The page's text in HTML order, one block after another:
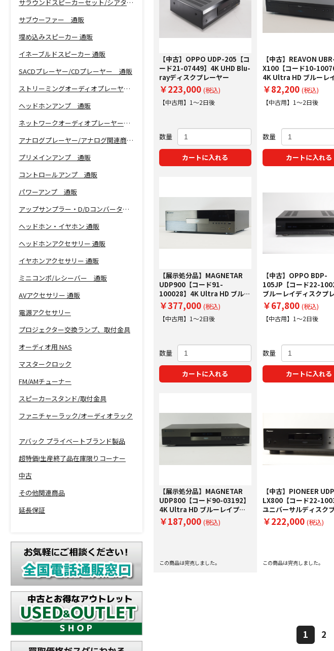
サラウンドスピーカーセット/シアターバー 通販
サブウーファー 通販
埋め込みスピーカー 通販
イネーブルドスピーカー 通販
SACDプレーヤー/CDプレーヤー 通販
ストリーミングオーディオプレーヤー 通販
ヘッドホンアンプ 通販
ネットワークオーディオプレーヤー 通販
アナログプレーヤー/アナログ関連商品 通販
プリメインアンプ 通販
コントロールアンプ 通販
パワーアンプ 通販
アップサンプラー・D/Dコンバーター 通販
ヘッドホン・イヤホン 通販
ヘッドホンアクセサリー 通販
イヤホンアクセサリー 通販
ミニコンポ/レシーバー 通販
AVアクセサリー 通販
電源アクセサリー
プロジェクター交換ランプ、取付金具
オーディオ用 NAS
マスタークロック
FM/AMチューナー
スピーカースタンド/取付金具
ファニチャーラック/オーディオラック
アバック プライベートブランド製品
超特価!生産終了品在庫限りコーナー
中古
その他関連商品
延長保証
【中古】OPPO UDP-205【コ
ード21-07449】4K UHD Blu-
rayディスクプレーヤー
￥223,000 (税込)
【中古用】1～2日後
数量
カートに入れる
【中古】REAVON
X100【コード10-
4K Ultra HD ブルーレ
ーヤー
￥82,200 (税込)
【中古用】1～2日後
数量
カートに入れる
【展示処分品】MAGNETAR
UDP900【コード91-
100028】4K Ultra HD ブルー
レイプレーヤー
￥377,000 (税込)
【中古用】1～2日後
数量
カートに入れる
【中古】OPPO BDP-
105JP【コード22-
ブルーレイディスクプ
￥67,800 (税込)
【中古用】1～2日後
数量
カートに入れる
【展示処分品】MAGNETAR
UDP800【コード90-03192】
4K Ultra HD ブルーレイプレ
ーヤー
￥187,000 (税込)
この商品は完売しました。
【中古】PIONEER
LX800【コード22-
ユニバーサルディスク
ー
￥222,000 (税込)
この商品は完売しました。
1 2